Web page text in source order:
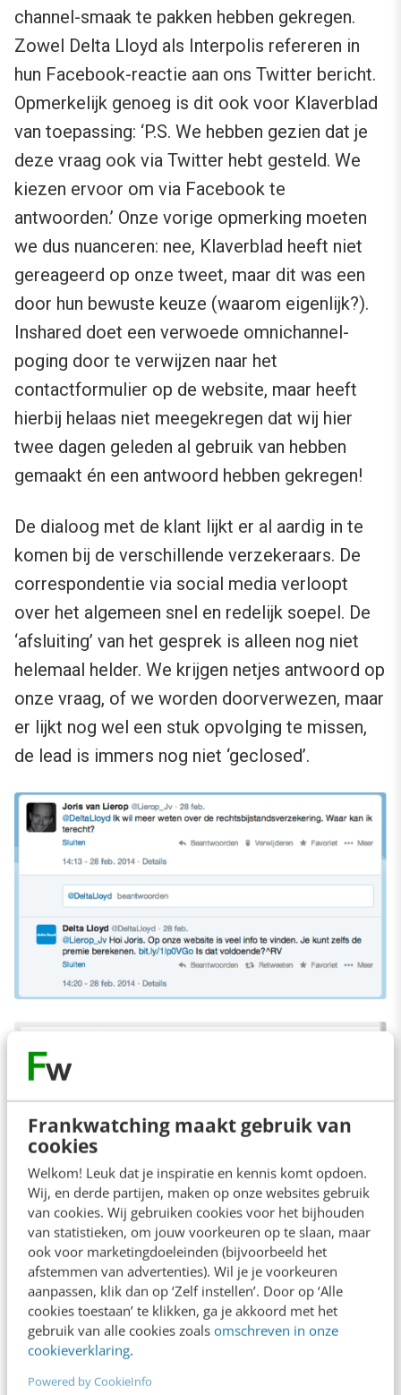
Frankwatching maakt gebruik van
cookies
Welkom! Leuk dat je inspiratie en kennis komt opdoen.
Wij, en derde partijen, maken op onze websites gebruik
van cookies. Wij gebruiken cookies voor het bijhouden
van statistieken, om jouw voorkeuren op te slaan, maar
ook voor marketingdoeleinden (bijvoorbeeld het
afstemmen van advertenties). Wil je je voorkeuren
aanpassen, klik dan op ‘Zelf instellen’. Door op ‘Alle
cookies toestaan’ te klikken, ga je akkoord met het
gebruik van alle cookies zoals omschreven in onze
cookieverklaring.
Powered by CookieInfo
channel-smaak te pakken hebben gekregen.
Zowel Delta Lloyd als Interpolis refereren in
hun Facebook-reactie aan ons Twitter bericht.
Opmerkelijk genoeg is dit ook voor Klaverblad
van toepassing: ‘P.S. We hebben gezien dat je
deze vraag ook via Twitter hebt gesteld. We
kiezen ervoor om via Facebook te
antwoorden.’ Onze vorige opmerking moeten
we dus nuanceren: nee, Klaverblad heeft niet
gereageerd op onze tweet, maar dit was een
door hun bewuste keuze (waarom eigenlijk?).
Inshared doet een verwoede omnichannel-
poging door te verwijzen naar het
contactformulier op de website, maar heeft
hierbij helaas niet meegekregen dat wij hier
twee dagen geleden al gebruik van hebben
gemaakt én een antwoord hebben gekregen!
De dialoog met de klant lijkt er al aardig in te
komen bij de verschillende verzekeraars. De
correspondentie via social media verloopt
over het algemeen snel en redelijk soepel. De
‘afsluiting’ van het gesprek is alleen nog niet
helemaal helder. We krijgen netjes antwoord op
onze vraag, of we worden doorverwezen, maar
er lijkt nog wel een stuk opvolging te missen,
de lead is immers nog niet ‘geclosed’.
Telefonisch afhandelen vs.
doorsturen naar website